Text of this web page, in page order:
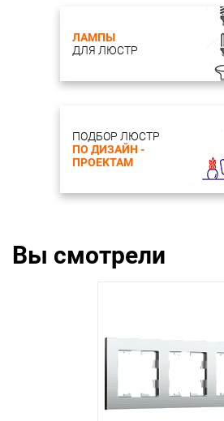
ЛАМПЫ
ДЛЯ ЛЮСТР
ПОДБОР ЛЮСТР
ПО ДИЗАЙН -
ПРОЕКТАМ
Вы смотрели